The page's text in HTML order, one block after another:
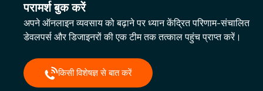
परामर्श बुक करें
अपने ऑनलाइन व्यवसाय को बढ़ाने पर ध्यान केंद्रित परिणाम-संचालित
डेवलपर्स और डिजाइनरों की एक टीम तक तत्काल पहुंच प्राप्त करें।
किसी विशेषज्ञ से बात करें